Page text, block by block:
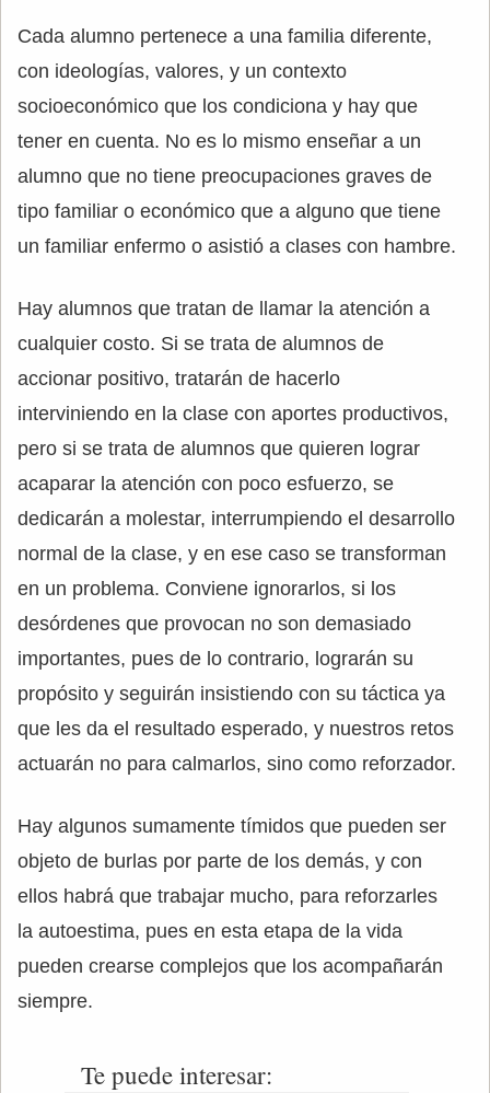
Cada alumno pertenece a una familia diferente,
con ideologías, valores, y un contexto
socioeconómico que los condiciona y hay que
tener en cuenta. No es lo mismo enseñar a un
alumno que no tiene preocupaciones graves de
tipo familiar o económico que a alguno que tiene
un familiar enfermo o asistió a clases con hambre.
Hay alumnos que tratan de llamar la atención a
cualquier costo. Si se trata de alumnos de
accionar positivo, tratarán de hacerlo
interviniendo en la clase con aportes productivos,
pero si se trata de alumnos que quieren lograr
acaparar la atención con poco esfuerzo, se
dedicarán a molestar, interrumpiendo el desarrollo
normal de la clase, y en ese caso se transforman
en un problema. Conviene ignorarlos, si los
desórdenes que provocan no son demasiado
importantes, pues de lo contrario, lograrán su
propósito y seguirán insistiendo con su táctica ya
que les da el resultado esperado, y nuestros retos
actuarán no para calmarlos, sino como reforzador.
Hay algunos sumamente tímidos que pueden ser
objeto de burlas por parte de los demás, y con
ellos habrá que trabajar mucho, para reforzarles
la autoestima, pues en esta etapa de la vida
pueden crearse complejos que los acompañarán
siempre.
Te puede interesar: